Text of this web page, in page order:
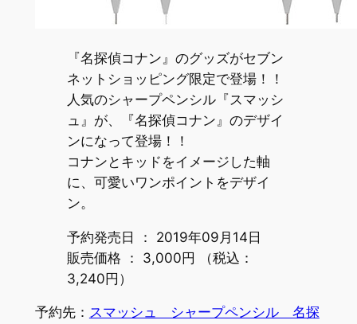
『名探偵コナン』のグッズがセブン
ネットショッピング限定で登場！！
人気のシャープペンシル『スマッシ
ュ』が、『名探偵コナン』のデザイ
ンになって登場！！
コナンとキッドをイメージした軸
に、可愛いワンポイントをデザイ
ン。
予約発売日 ： 2019年09月14日
販売価格 ： 3,000円 （税込：
3,240円）
予約先： スマッシュ シャープペンシル 名探